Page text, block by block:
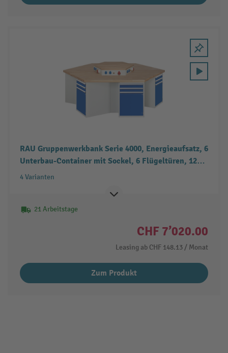
RAU Gruppenwerkbank Serie 4000, Energieaufsatz, 6
Unterbau-Container mit Sockel, 6 Flügeltüren, 12
Schubladen
4 Varianten
21 Arbeitstage
CHF 7’020.00
Leasing ab CHF 148.13 / Monat
Zum Produkt